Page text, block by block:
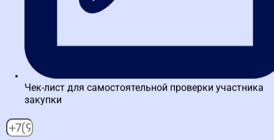
Для смены профессии нужен диплом. Для действующего
специалиста, который хочет подтвердить свою компетентность
деятельности.
4. Как выбрать образовательный
центр, чтобы не нарваться на
«пустышку»?
Обратите внимание на три вещи: кто ведет курсы (должны быть
Чек-лист для самостоятельной проверки участника
закупки